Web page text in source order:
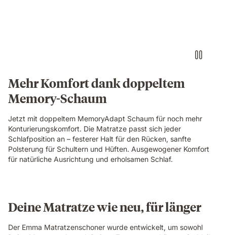
Original
mattress
in
a
cosy
bedroom.
Mehr Komfort dank doppeltem
Memory-Schaum
Jetzt mit doppeltem MemoryAdapt Schaum für noch mehr
Konturierungskomfort. Die Matratze passt sich jeder
Schlafposition an – festerer Halt für den Rücken, sanfte
Polsterung für Schultern und Hüften. Ausgewogener Komfort
für natürliche Ausrichtung und erholsamen Schlaf.
Deine Matratze wie neu, für länger
Der Emma Matratzenschoner wurde entwickelt, um sowohl